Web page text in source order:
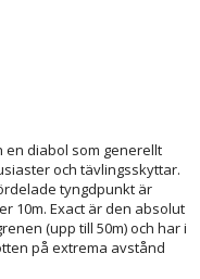
en diabol som generellt
och tävlingsskyttar.
tyngdpunkt är
10m. Exact är den absolut
(upp till 50m) och har i
på extrema avstånd